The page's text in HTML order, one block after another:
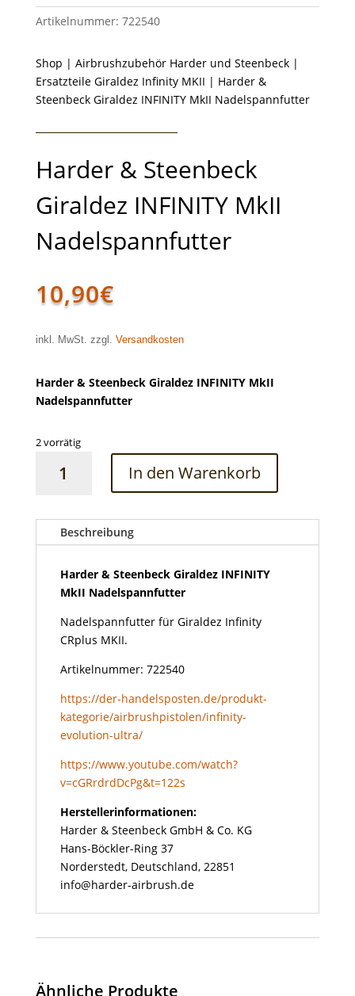
Artikelnummer: 722540
Shop | Airbrushzubehör Harder und Steenbeck|
Ersatzteile Giraldez Infinity MKII | Harder &
Steenbeck Giraldez INFINITY MkII Nadelspannfutter
Harder & Steenbeck
Giraldez INFINITY MkII
Nadelspannfutter
10,90€
inkl. MwSt. zzgl. Versandkosten
Harder & Steenbeck Giraldez INFINITY MkII
Nadelspannfutter
2 vorrätig
INFINITY
MkII
Nadelspannfutter
Menge
In den Warenkorb
Beschreibung
Harder & Steenbeck Giraldez INFINITY
MkII Nadelspannfutter
Nadelspannfutter für Giraldez Infinity
CRplus MKII.
Artikelnummer: 722540
https://der-handelsposten.de/produkt-
kategorie/airbrushpistolen/infinity-
evolution-ultra/
https://www.youtube.com/watch?
v=cGRrdrdDcPg&t=122s
Herstellerinformationen:
Harder & Steenbeck GmbH & Co. KG
Hans-Böckler-Ring 37
Norderstedt, Deutschland, 22851
info@harder-airbrush.de
Ähnliche Produkte